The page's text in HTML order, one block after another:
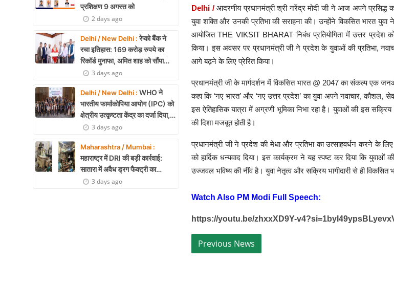
प्रशिक्षण 9 अगस्त को
2 days ago
Delhi / New Delhi :रेप्को बैंक ने
रचा इतिहास: 169 करोड़ रुपये का
रिकॉर्ड मुनाफा, अमित शाह को सौंपा
22.90 करोड़ का लाभांश
3 days ago
Delhi / New Delhi : WHO ने
भारतीय फार्माकोपिया आयोग (IPC) को
क्षेत्रीय उत्कृष्टता केंद्र का दर्जा दिया,
दक्षिण-पूर्व एशिया में भारत की बड़ी
3 days ago
Maharashtra / Mumbai :
महाराष्ट्र में DRI की बड़ी कार्रवाई:
सातारा में अवैध ड्रग फैक्ट्री का
भंडाफोड़, अल्प्राजोलम और डायजेपाम
3 days ago
Delhi /आदरणीय प्रधानमंत्री श्री नरेंद्र मोदी जी ने आज अपने प्रसिद्ध
युवा शक्ति और उनकी प्रतिभा की सराहना की। उन्होंने विकसित भारत
आयोजित THE VIKSIT BHARAT निबंध प्रतियोगिता में उत्तर प्रदेश को
किया। इस अवसर पर प्रधानमंत्री जी ने प्रदेश के युवाओं की प्रतिभा,
आगे बढ़ने के लिए प्रेरित किया।
प्रधानमंत्री जी के मार्गदर्शन में विकसित भारत @ 2047 का संकल्प एक
कहा कि ‘नए भारत’ और ‘नए उत्तर प्रदेश’ का युवा अपने नवाचार, कौशल,
इस ऐतिहासिक यात्रा में अग्रणी भूमिका निभा रहा है। युवाओं की इस
की दिशा मजबूत होती है।
प्रधानमंत्री जी ने प्रदेश की मेधा और प्रतिभा का उत्साहवर्धन करने के लिए
को हार्दिक धन्यवाद दिया। इस कार्यक्रम ने यह स्पष्ट कर दिया कि
उज्जवल भविष्य की नींव है। युवा नेतृत्व और सक्रिय भागीदारी से ही विकसित
Watch Also PM Modi Full Speech:
https://youtu.be/zhxxXD9Y-